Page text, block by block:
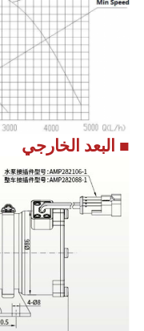
■ البعد الخارجي